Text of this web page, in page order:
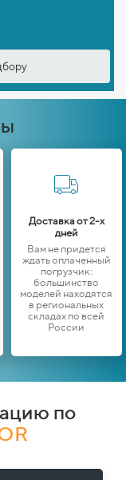
Доставка от 2-х
дней
Вам не придется
ждать оплаченный
погрузчик:
большинство
моделей находятся
в региональных
складах по всей
России
по